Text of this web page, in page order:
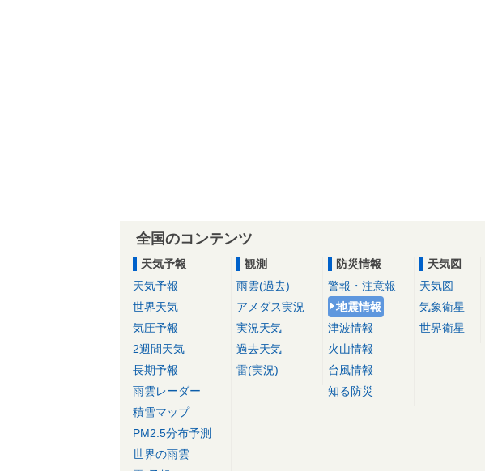
全国のコンテンツ
天気予報
天気予報
世界天気
気圧予報
2週間天気
長期予報
雨雲レーダー
積雪マップ
PM2.5分布予測
世界の雨雲
観測
雨雲(過去)
アメダス実況
実況天気
過去天気
雷(実況)
防災情報
警報・注意報
地震情報
津波情報
火山情報
台風情報
知る防災
天気図
天気図
気象衛星
世界衛星